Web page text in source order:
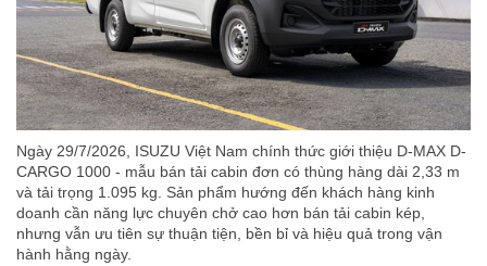
Ngày 29/7/2026, ISUZU Việt Nam chính thức giới thiệu D-MAX D-
CARGO 1000 - mẫu bán tải cabin đơn có thùng hàng dài 2,33 m
và tải trọng 1.095 kg. Sản phẩm hướng đến khách hàng kinh
doanh cần năng lực chuyên chở cao hơn bán tải cabin kép,
nhưng vẫn ưu tiên sự thuận tiện, bền bỉ và hiệu quả trong vận
hành hằng ngày.